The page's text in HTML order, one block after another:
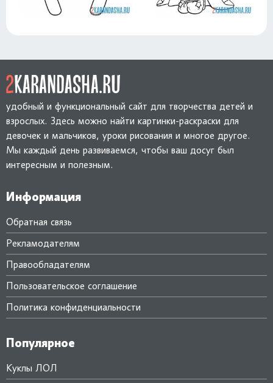
удобный и функциональный сайт для творчества детей и
взрослых. Здесь можно найти картинки-раскраски для
девочек и мальчиков, уроки рисования и многое другое.
Мы каждый день развиваемся, чтобы ваш досуг был
интересным и полезным.
Информация
Обратная связь
Рекламодателям
Правообладателям
Пользовательское соглашение
Политика конфиденциальности
Популярное
Куклы ЛОЛ